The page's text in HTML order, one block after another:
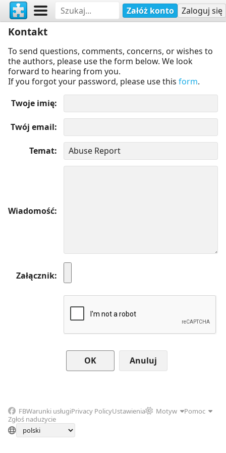
Załóż konto Zaloguj się
Kontakt
To send questions, comments, concerns, or wishes to
the authors, please use the form below. We look
forward to hearing from you.
If you forgot your password, please use this form.
Twoje imię
Twój email
Temat
Wiadomość
Załącznik
Anuluj
FBWarunki usługiPrivacy PolicyUstawienia Motyw
Pomoc
Zgłoś nadużycie